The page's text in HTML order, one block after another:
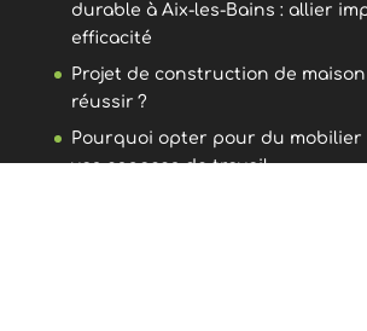
durable à Aix-les-Bains : allier
efficacité
Projet de construction de maison
réussir ?
Pourquoi opter pour du
vos espaces de travail